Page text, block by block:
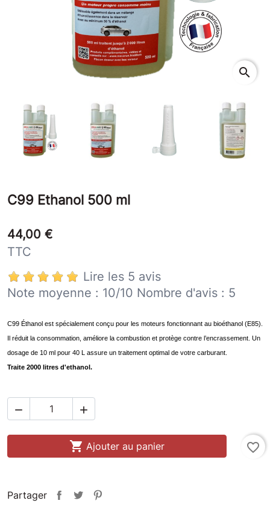
search
C99 Ethanol 500 ml
44,00 €
TTC
Lire les 5 avis
Note moyenne : 10/10 Nombre d'avis : 5
C99 Éthanol est spécialement conçu pour les moteurs fonctionnant au bioéthanol (E85).
Il réduit la consommation, améliore la combustion et protège contre l’encrassement. Un
dosage de 10 ml pour 40 L assure un traitement optimal de votre carburant.
Traite 2000 litres d'ethanol.
 
 Ajouter au panier favorite_border
Partager